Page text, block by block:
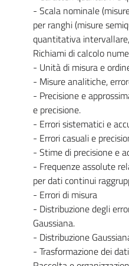
- Scala nominale
per ranghi (misure
quantitativa
Richiami di calcolo
- Unità di misura e
- Misure analitiche,
- Precisione e
e precisione.
- Errori sistematici e
- Errori casuali e
- Stime di precisione e
- Frequenze assolute
per dati continui
- Errori di misura
- Distribuzione degli
Gaussiana.
- Distribuzione
- Trasformazione dei dati